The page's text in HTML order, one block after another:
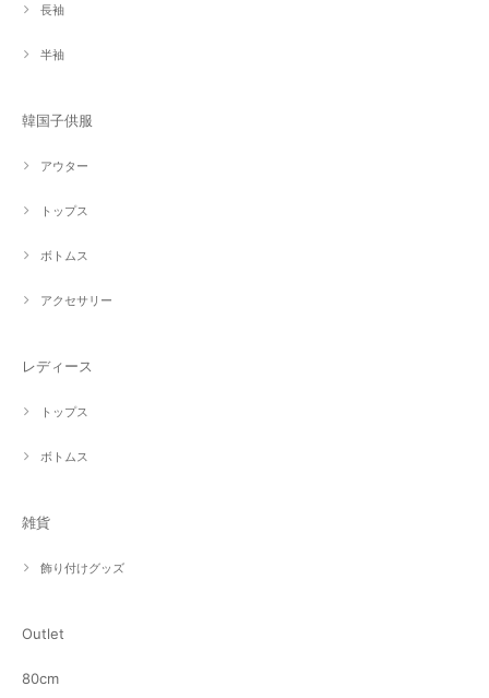
長袖
半袖
韓国子供服
アウター
トップス
ボトムス
アクセサリー
レディース
トップス
ボトムス
雑貨
飾り付けグッズ
Outlet
80cm